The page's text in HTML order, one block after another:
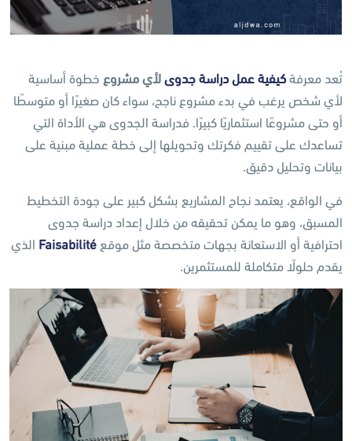
تُعد معرفةكيفية عمل دراسة جدوىلأي مشروع خطوة أساسية
لأي شخص يرغب في بدء مشروع ناجح، سواء كان صغيرًا أو متوسطًا
أو حتى مشروعًا استثماريًا كبيرًا. فدراسة الجدوى هي الأداة التي
تساعدك على تقييم فكرتك وتحويلها إلى خطة عملية مبنية على
بيانات وتحليل دقيق.
في الواقع، يعتمد نجاح المشاريع بشكل كبير على جودة التخطيط
المسبق، وهو ما يمكن تحقيقه من خلال إعداد دراسة جدوى
احترافية أو الاستعانة بجهات متخصصة مثل موقع Faisabilité الذي
يقدم حلولًا متكاملة للمستثمرين.